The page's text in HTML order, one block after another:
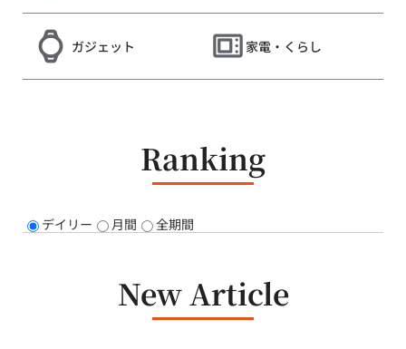
ガジェット 家電・くらし
Ranking
デイリー 月間 全期間
New Article